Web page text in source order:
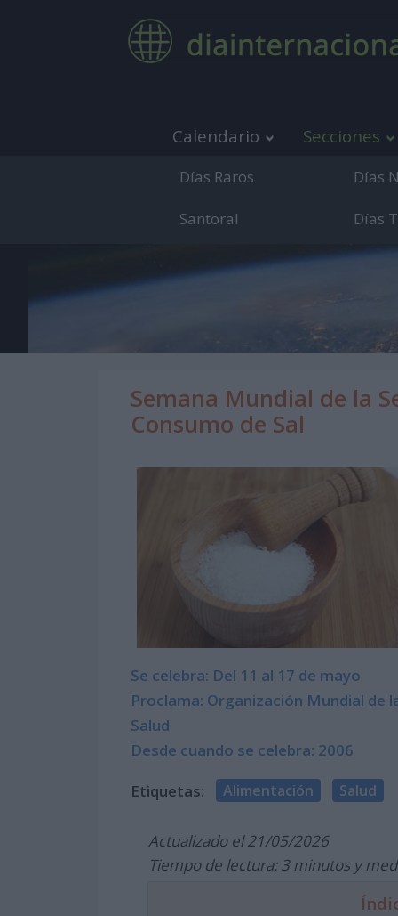
Calendario Secciones
Medio de
Días Raros Días
Santoral Días
Semana Mundial de la
Consumo de Sal
Se celebra: Del 11 al 17 de mayo
Proclama: Organización Mundial de
Salud
Desde cuando se celebra: 2006
Etiquetas: Alimentación Salud
Actualizado el 21/05/2026
Tiempo de lectura: 3 minutos y